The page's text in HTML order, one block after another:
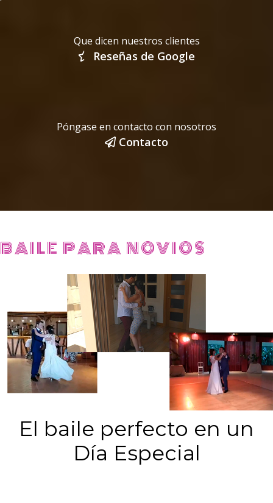
Que dicen nuestros clientes
Reseñas de Google
Póngase en contacto con nosotros
Contacto
BAILE PARA NOVIOS
El baile perfecto en un
Día Especial